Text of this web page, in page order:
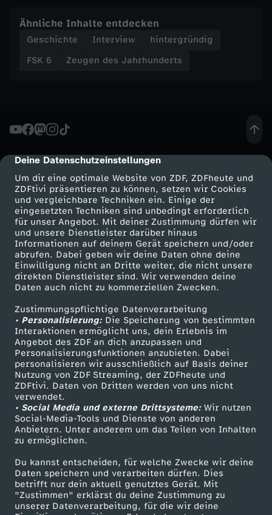
cmp-dialog-description
Deine Datenschutzeinstellungen
Um dir eine optimale Website von ZDF, ZDFheute und
ZDFtivi präsentieren zu können, setzen wir Cookies
und vergleichbare Techniken ein. Einige der
eingesetzten Techniken sind unbedingt erforderlich
für unser Angebot. Mit deiner Zustimmung dürfen wir
und unsere Dienstleister darüber hinaus
Informationen auf deinem Gerät speichern und/oder
abrufen. Dabei geben wir deine Daten ohne deine
Einwilligung nicht an Dritte weiter, die nicht unsere
direkten Dienstleister sind. Wir verwenden deine
Daten auch nicht zu kommerziellen Zwecken.
Zustimmungspflichtige Datenverarbeitung
• Personalisierung:Die Speicherung von bestimmten
Interaktionen ermöglicht uns, dein Erlebnis im
Angebot des ZDF an dich anzupassen und
Personalisierungsfunktionen anzubieten. Dabei
personalisieren wir ausschließlich auf Basis deiner
Nutzung von ZDF Streaming, der ZDFheute und
ZDFtivi. Daten von Dritten werden von uns nicht
verwendet.
• Social Media und externe Drittsysteme:Wir nutzen
Social-Media-Tools und Dienste von anderen
Anbietern. Unter anderem um das Teilen von Inhalten
zu ermöglichen.
Du kannst entscheiden, für welche Zwecke wir deine
Daten speichern und verarbeiten dürfen. Dies
betrifft nur dein aktuell genutztes Gerät. Mit
"Zustimmen" erklärst du deine Zustimmung zu
unserer Datenverarbeitung, für die wir deine
S
t
a
n
T
r
o
l
l
e
r
Ähnliche Inhalte entdecken
Geschichte Interview
hintergründig
FSK 6
Zeugen des Jahrhunderts
Mehr ZDF
ZDF-Apps
Smart TV
ZDFtext
Livestreams
Sendungen A-Z
TV-Programm
Service
ZDFmitreden
Kontakt zum ZDF
Tickets
Zuschauerservice
Hilfe
ZDF Unternehmen
Karriere
ZDF goes Schule
Werbefernsehen
Mainzelmännchen